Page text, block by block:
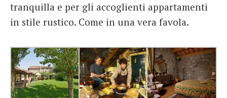
tranquilla e per gli accoglienti appartamenti
in stile rustico. Come in una vera favola.